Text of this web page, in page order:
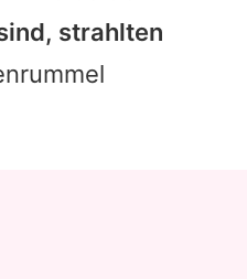
strahlten